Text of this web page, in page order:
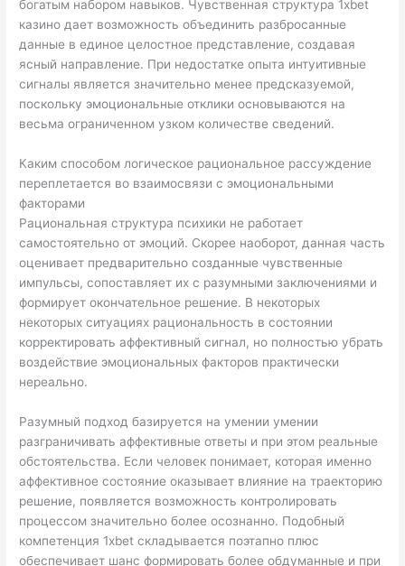
богатым набором навыков. Чувственная структура 1xbet
казино дает возможность объединить разбросанные
данные в единое целостное представление, создавая
ясный направление. При недостатке опыта интуитивные
сигналы является значительно менее предсказуемой,
поскольку эмоциональные отклики основываются на
весьма ограниченном узком количестве сведений.
Каким способом логическое рациональное рассуждение
переплетается во взаимосвязи с эмоциональными
факторами
Рациональная структура психики не работает
самостоятельно от эмоций. Скорее наоборот, данная часть
оценивает предварительно созданные чувственные
импульсы, сопоставляет их с разумными заключениями и
формирует окончательное решение. В некоторых
некоторых ситуациях рациональность в состоянии
корректировать аффективный сигнал, но полностью убрать
воздействие эмоциональных факторов практически
нереально.
Разумный подход базируется на умении умении
разграничивать аффективные ответы и при этом реальные
обстоятельства. Если человек понимает, которая именно
аффективное состояние оказывает влияние на траекторию
решение, появляется возможность контролировать
процессом значительно более осознанно. Подобный
компетенция 1xbet складывается поэтапно плюс
обеспечивает шанс формировать более обдуманные и при